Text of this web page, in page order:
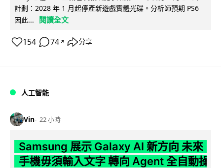
計劃：2028 年 1 月起停產新遊戲實體光碟。分析師預期 PS6
因此...
閱讀全文
154 74 ↗ 分享
人工智能
Vin 22 小時
Samsung 展示 Galaxy AI 新方向 未來
手機毋須輸入文字 轉向 Agent 全自動操